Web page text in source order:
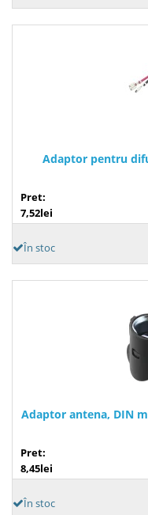
Adaptor pentru
Pret:
7,52lei
În stoc
Adaptor antena, DIN
Pret:
8,45lei
În stoc